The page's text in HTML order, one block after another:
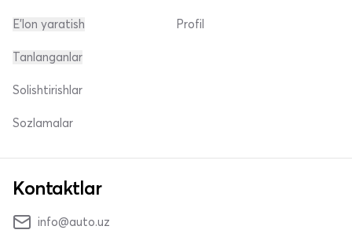
E'lon yaratish Profil
Tanlanganlar
Solishtirishlar
Sozlamalar
Kontaktlar
info@auto.uz